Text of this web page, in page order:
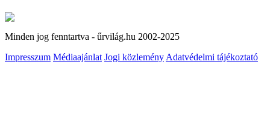
Minden jog fenntartva - űrvilág.hu 2002-2025
Impresszum Médiaajánlat Jogi közlemény Adatvédelmi tájékoztató